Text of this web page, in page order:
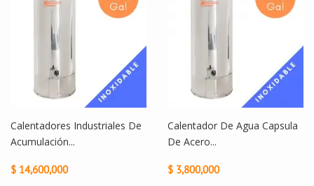
Calentadores Industriales De
Acumulación...
$ 14,600,000
Calentador De Agua Capsula
De Acero...
$ 3,800,000